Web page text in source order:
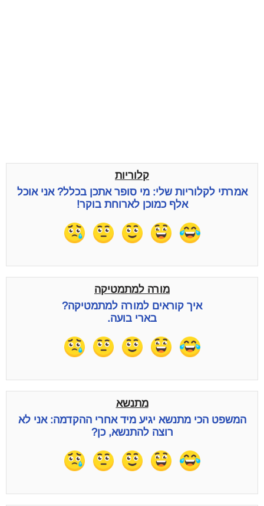
קלוריות
אמרתי לקלוריות שלי: מי סופר אתכן בכלל? אני אוכל
אלף כמוכן לארוחת בוקר!
מורה למתמטיקה
איך קוראים למורה למתמטיקה?
בארי בועה.
מתנשא
המשפט הכי מתנשא יגיע מיד אחרי ההקדמה: אני לא
רוצה להתנשא, כן?